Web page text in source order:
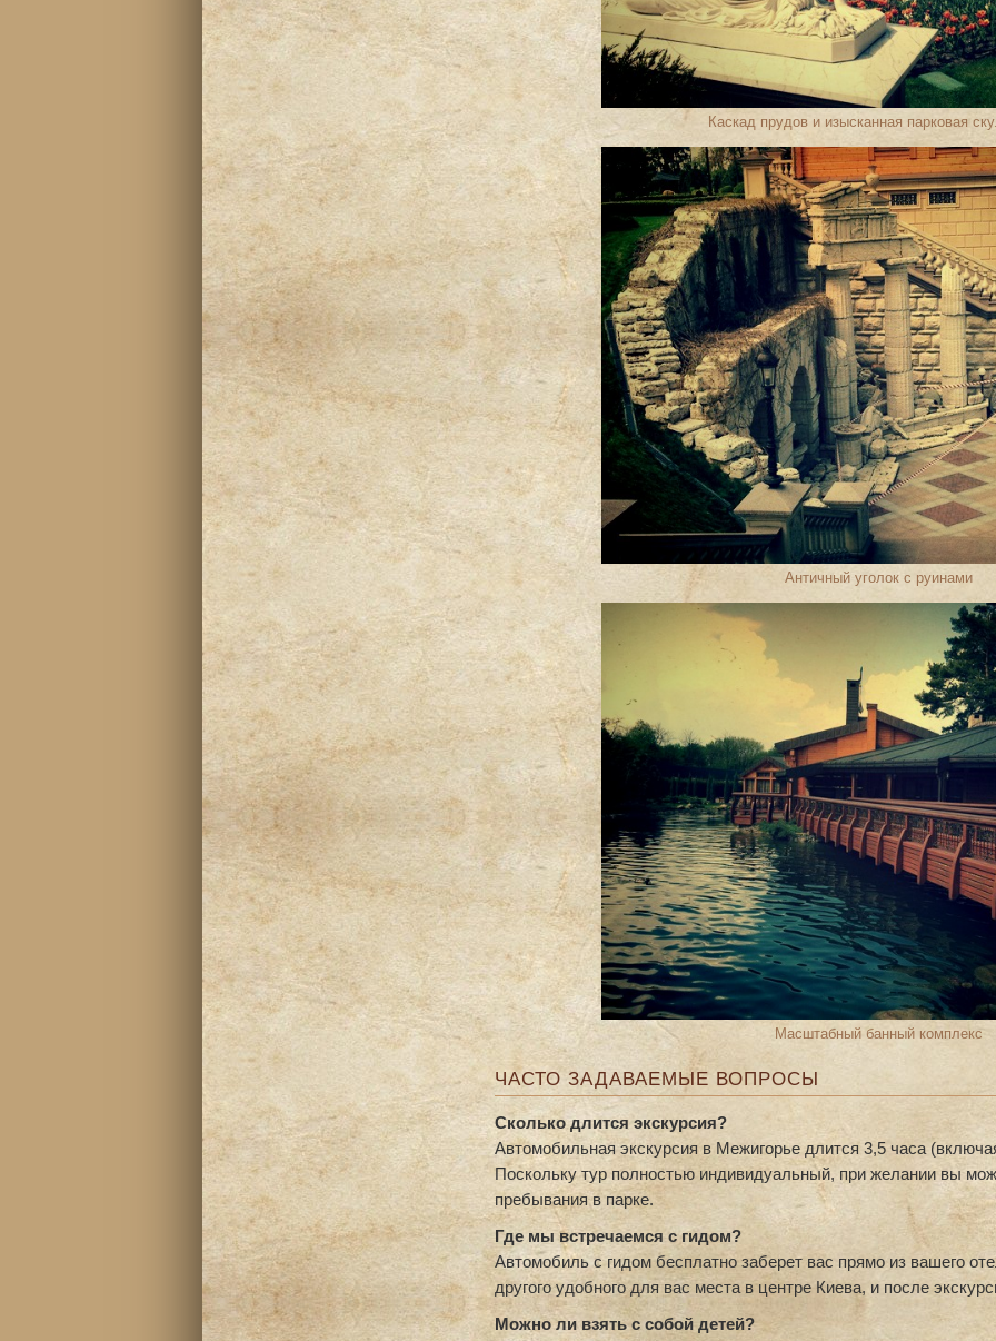
Каскад прудов и изысканная парковая
Античный уголок с руинами
Масштабный банный комплекс
ЧАСТО ЗАДАВАЕМЫЕ ВОПРОСЫ
Сколько длится экскурсия?
Автомобильная экскурсия в Межигорье длится 3,5 часа
Поскольку тур полностью индивидуальный, при желании вы
пребывания в парке.
Где мы встречаемся с гидом?
Автомобиль с гидом бесплатно заберет вас прямо из вашего
другого удобного для вас места в центре Киева, и после
Можно ли взять с собой детей?